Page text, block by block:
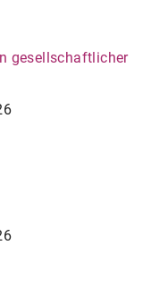
gesellschaftlicher